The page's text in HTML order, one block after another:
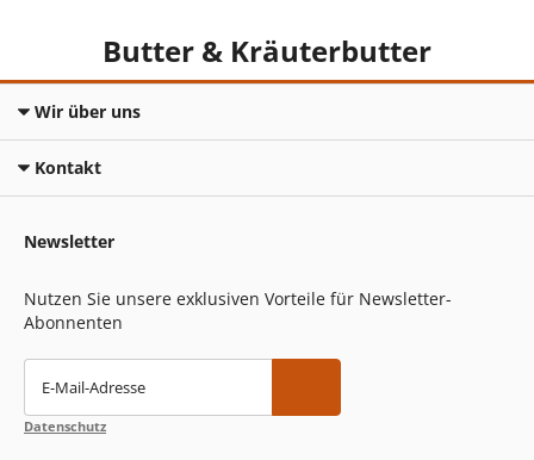
Butter & Kräuterbutter
Wir über uns
Kontakt
Newsletter
Nutzen Sie unsere exklusiven Vorteile für Newsletter-
Abonnenten
E-Mail-Adresse
Datenschutz